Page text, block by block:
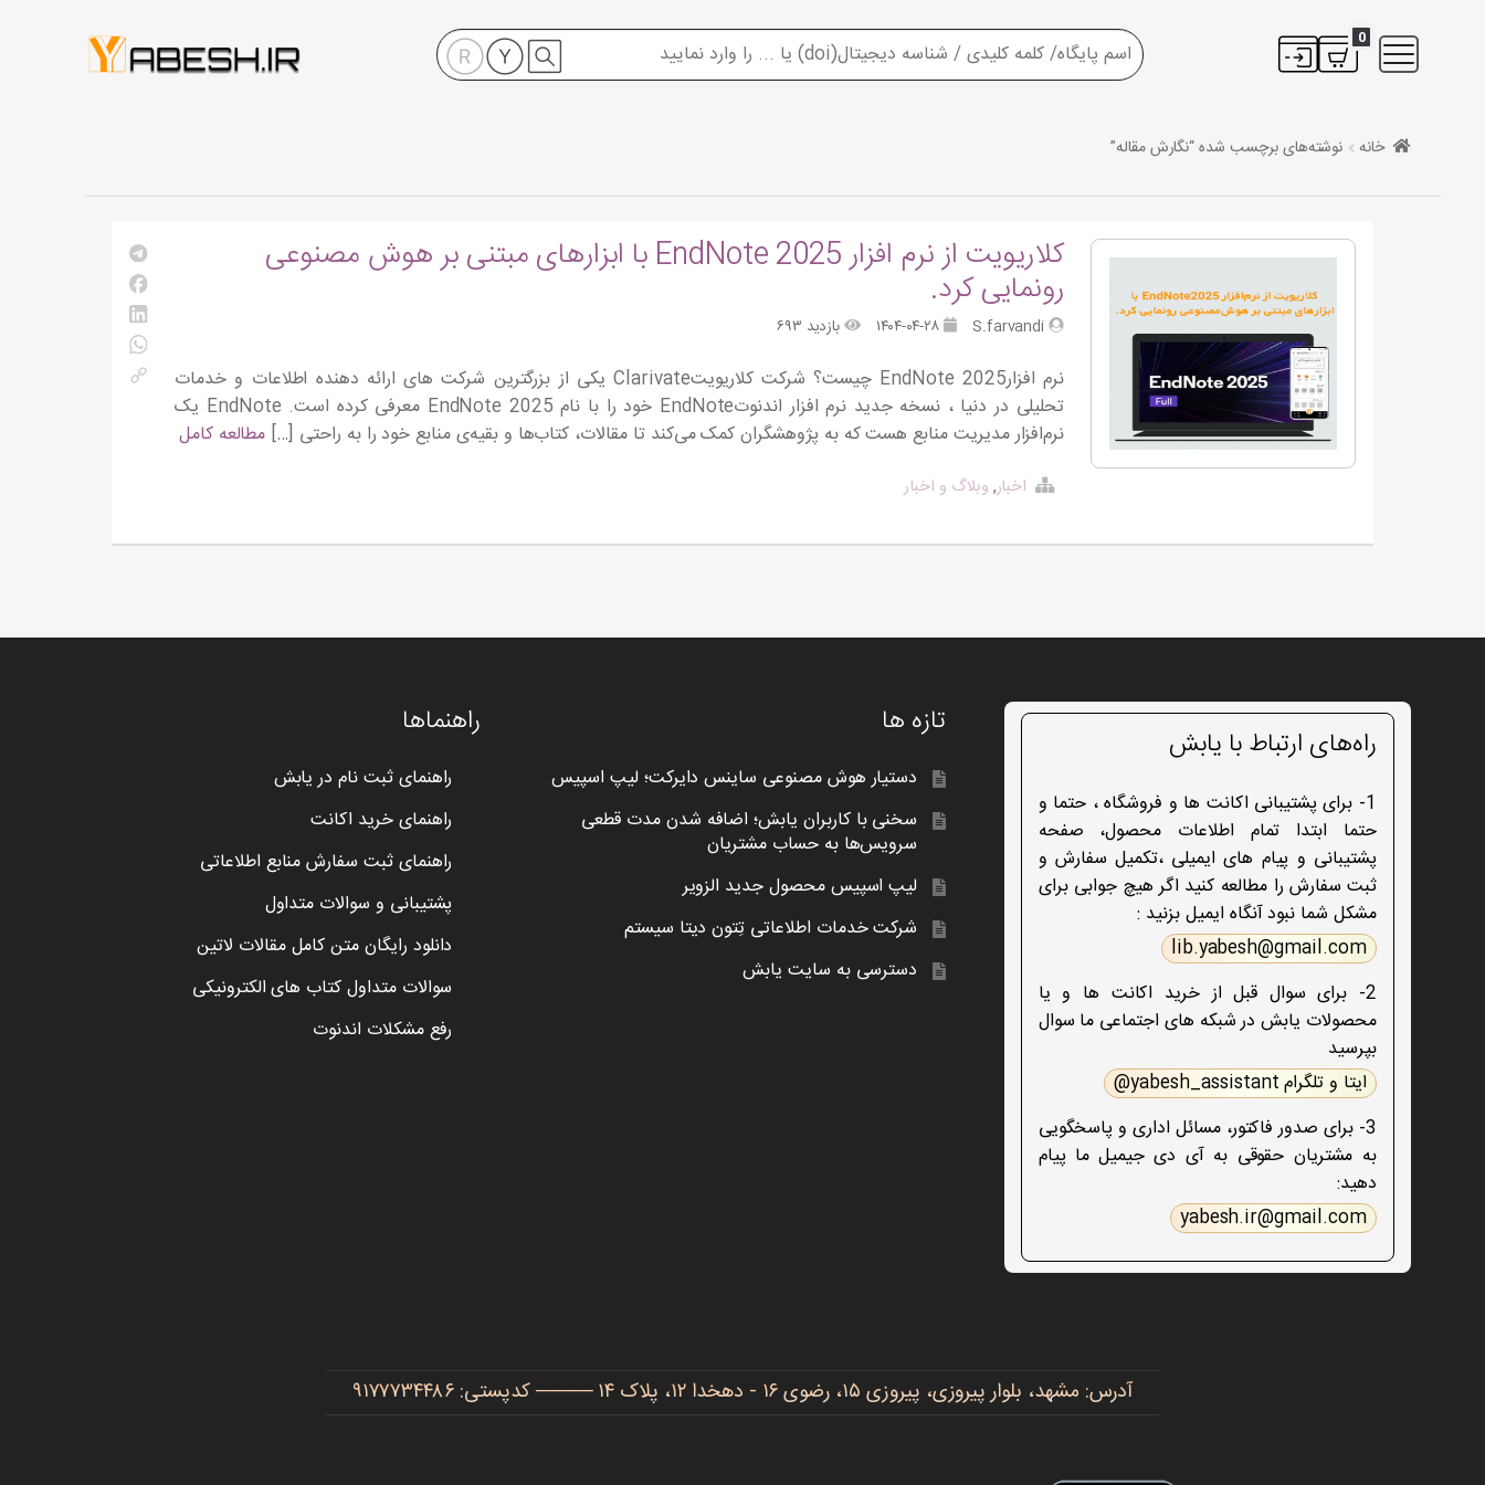
0
خانه نوشته‌های برچسب شده “نگارش مقاله”
کلاریویت از نرم افزار EndNote 2025 با ابزارهای مبتنی بر هوش مصنوعی
رونمایی کرد.
S.farvandi ۱۴۰۴-۰۴-۲۸ بازدید ۶۹۳
نرم افزارEndNote 2025 چیست؟ شرکت کلاریویتClarivate یکی از بزرگترین شرکت های ارائه دهنده اطلاعات و خدمات
تحلیلی در دنیا ، نسخه جدید نرم افزار اندنوتEndNote خود را با نام EndNote 2025 معرفی کرده است. EndNote یک
نرم‌افزار مدیریت منابع هست که به پژوهشگران کمک می‌کند تا مقالات، کتاب‌ها و بقیه‌ی منابع‌ خود را به راحتی […] مطالعه کامل
اخبار, وبلاگ و اخبار
راه‌های ارتباط با یابش
1- برای پشتیبانی اکانت ها و فروشگاه ، حتما و
حتما ابتدا تمام اطلاعات محصول، صفحه
پشتیبانی و پیام های ایمیلی ،تکمیل سفارش و
ثبت سفارش را مطالعه کنید اگر هیچ جوابی برای
مشکل شما نبود آنگاه ایمیل بزنید :
lib.yabesh@gmail.com
2- برای سوال قبل از خرید اکانت ها و یا
محصولات یابش در شبکه های اجتماعی ما سوال
بپرسید
ایتا و تلگرام yabesh_assistant@
3- برای صدور فاکتور، مسائل اداری و پاسخگویی
به مشتریان حقوقی به آی دی جیمیل ما پیام
دهید:
yabesh.ir@gmail.com
تازه ها
دستیار هوش مصنوعی ساینس دایرکت؛ لیپ اسپیس
سخنی با کاربران یابش؛ اضافه شدن مدت قطعی
سرویس‌ها به حساب مشتریان
لیپ اسپیس محصول جدید الزویر
شرکت خدمات اطلاعاتی تِتون دیتا سیستم
دسترسی به سایت یابش
راهنماها
راهنمای ثبت نام در یابش
راهنمای خرید اکانت
راهنمای ثبت سفارش منابع اطلاعاتی
پشتیبانی و سوالات متداول
دانلود رایگان متن کامل مقالات لاتین
سوالات متداول کتاب های الکترونیکی
رفع مشکلات اندنوت
آدرس: مشهد، بلوار پیروزی، پیروزی ۱۵، رضوی ۱۶ - دهخدا ۱۲، پلاک ۱۴ ──── کدپستی: ۹۱۷۷۷۳۴۴۸۶